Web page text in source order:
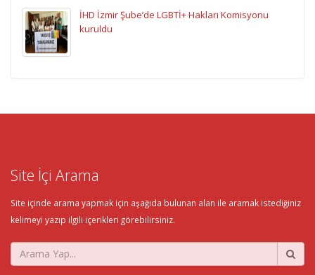
İHD İzmir Şube’de LGBTİ+ Hakları Komisyonu
kuruldu
Site İçi Arama
Site içinde arama yapmak için aşağıda bulunan alan ile aramak istediğiniz
kelimeyi yazıp ilgili içerikleri görebilirsiniz.